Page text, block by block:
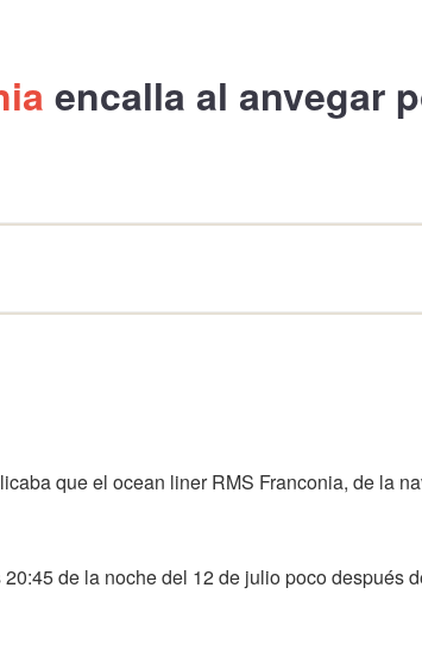
encalla al anvegar
que el ocean liner RMS Franconia, de la
de la noche del 12 de julio poco después